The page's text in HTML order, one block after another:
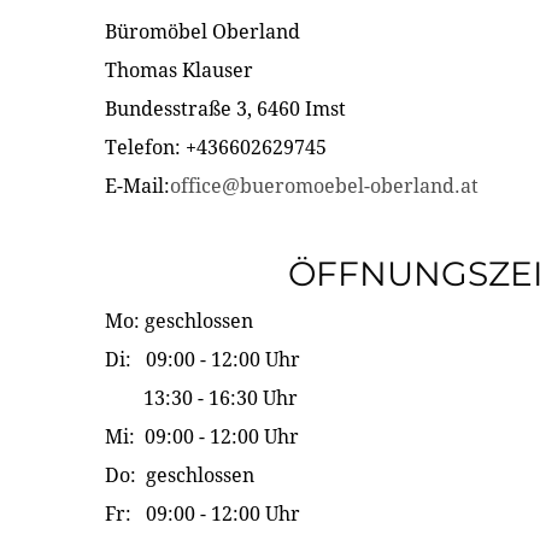
Büromöbel Oberland
Thomas Klauser
Bundesstraße 3, 6460 Imst
Telefon: +436602629745
E-Mail:office@bueromoebel-oberland.at
Mo: geschlossen
Di: 09:00 - 12:00 Uhr
13:30 - 16:30 Uhr
Mi: 09:00 - 12:00 Uhr
Do: geschlossen
Fr: 09:00 - 12:00 Uhr